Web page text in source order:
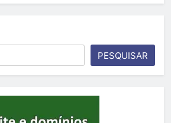
PESQUISAR